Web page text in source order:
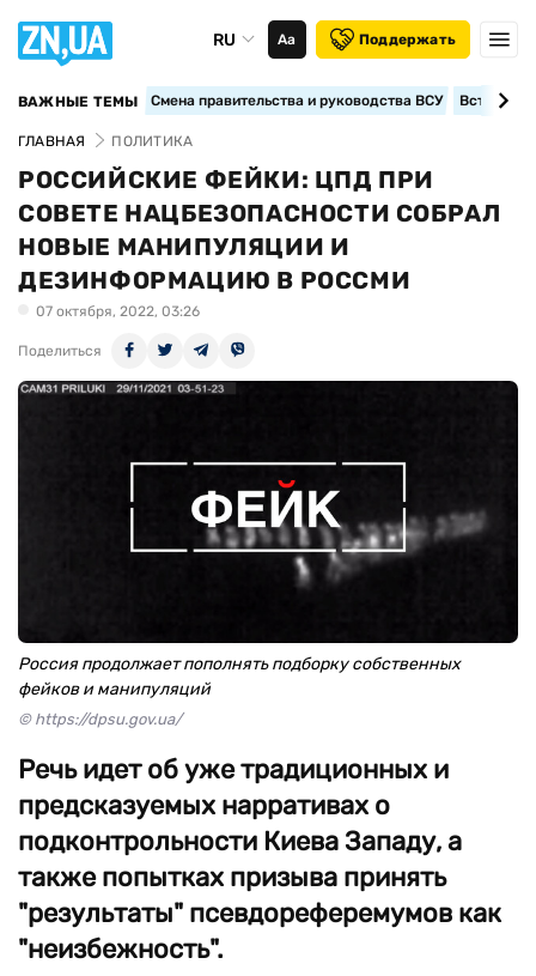
RU Аа Поддержать
ВАЖНЫЕ ТЕМЫ Смена правительства и руководства ВСУ
ГЛАВНАЯ ПОЛИТИКА
РОССИЙСКИЕ ФЕЙКИ: ЦПД ПРИ
СОВЕТЕ НАЦБЕЗОПАСНОСТИ СОБРАЛ
НОВЫЕ МАНИПУЛЯЦИИ И
ДЕЗИНФОРМАЦИЮ В РОССМИ
07 октября, 2022, 03:26
Поделиться
Россия продолжает пополнять подборку собственных
фейков и манипуляций
© https://dpsu.gov.ua/
Речь идет об уже традиционных и
предсказуемых нарративах о
подконтрольности Киева Западу, а
также попытках призыва принять
"результаты" псевдореферемумов как
"неизбежность".